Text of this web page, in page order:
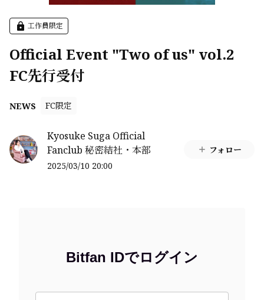
工作員限定
Official Event "Two of us" vol.2
FC先行受付
NEWS FC限定
Kyosuke Suga Official
Fanclub 秘密結社・本部
2025/03/10 20:00
フォロー
Bitfan IDでログイン